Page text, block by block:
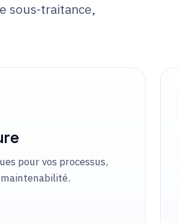
sous-traitance,
pour vos processus,